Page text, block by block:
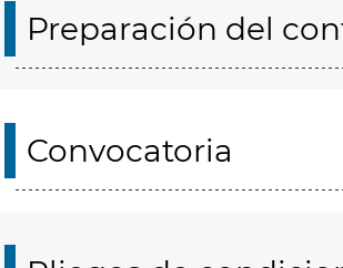
Preparación del
Convocatoria